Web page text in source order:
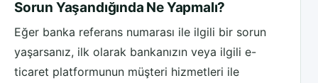
Sorun Yaşandığında Ne Yapmalı?
Eğer banka referans numarası ile ilgili bir sorun
yaşarsanız, ilk olarak bankanızın veya ilgili e-
ticaret platformunun müşteri hizmetleri ile